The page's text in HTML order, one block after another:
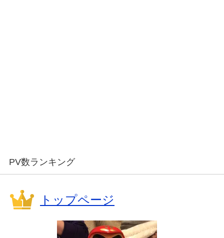
PV数ランキング
トップページ